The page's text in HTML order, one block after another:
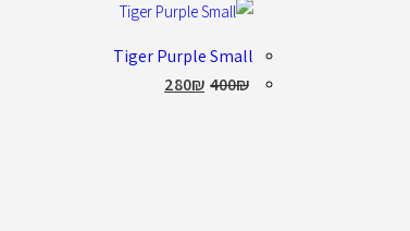
Tiger Purple Small
400₪
280₪